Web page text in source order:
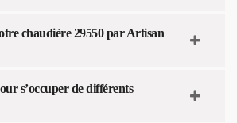
chaudière 29550 par Artisan
s’occuper de différents